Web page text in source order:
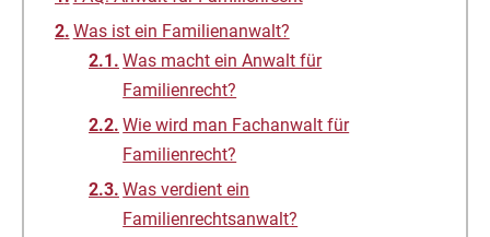
Was ist ein Familienanwalt?
Was macht ein Anwalt für
Familienrecht?
Wie wird man Fachanwalt für
Familienrecht?
Was verdient ein
Familienrechtsanwalt?